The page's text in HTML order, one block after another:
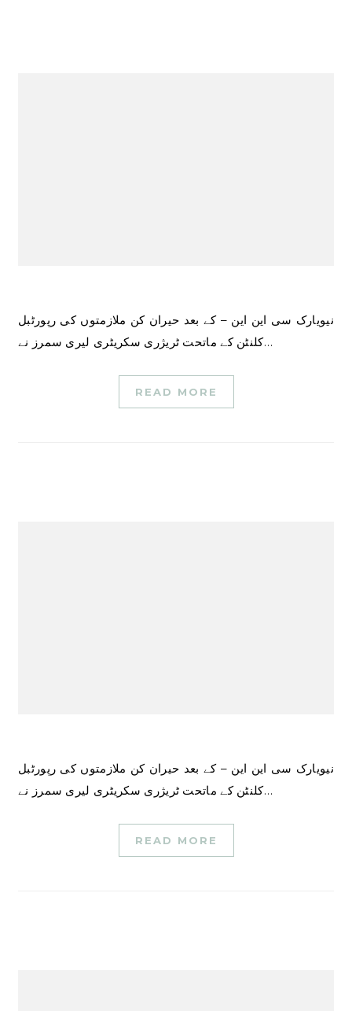
نیویارک سی این این – کے بعد حیران کن ملازمتوں کی رپورٹبل
کلنٹن کے ماتحت ٹریژری سکریٹری لیری سمرز نے…
READ MORE
نیویارک سی این این – کے بعد حیران کن ملازمتوں کی رپورٹبل
کلنٹن کے ماتحت ٹریژری سکریٹری لیری سمرز نے…
READ MORE